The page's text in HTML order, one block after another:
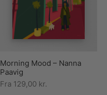
Morning Mood – Nanna
Paavig
Fra 129,00 kr.